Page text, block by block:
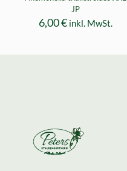
JP
6,00€ inkl. MwSt.